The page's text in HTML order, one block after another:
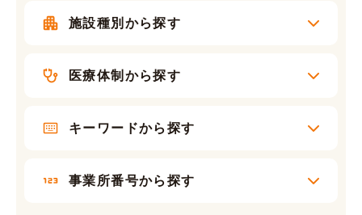
施設種別から探す
医療体制から探す
キーワードから探す
事業所番号から探す